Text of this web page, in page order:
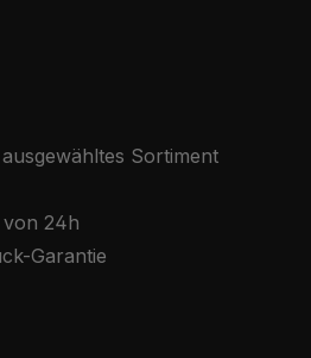
Sortiment
24h
Garantie